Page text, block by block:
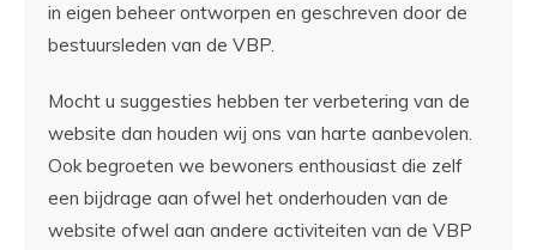
in eigen beheer ontworpen en geschreven door de
bestuursleden van de VBP.
Mocht u suggesties hebben ter verbetering van de
website dan houden wij ons van harte aanbevolen.
Ook begroeten we bewoners enthousiast die zelf
een bijdrage aan ofwel het onderhouden van de
website ofwel aan andere activiteiten van de VBP